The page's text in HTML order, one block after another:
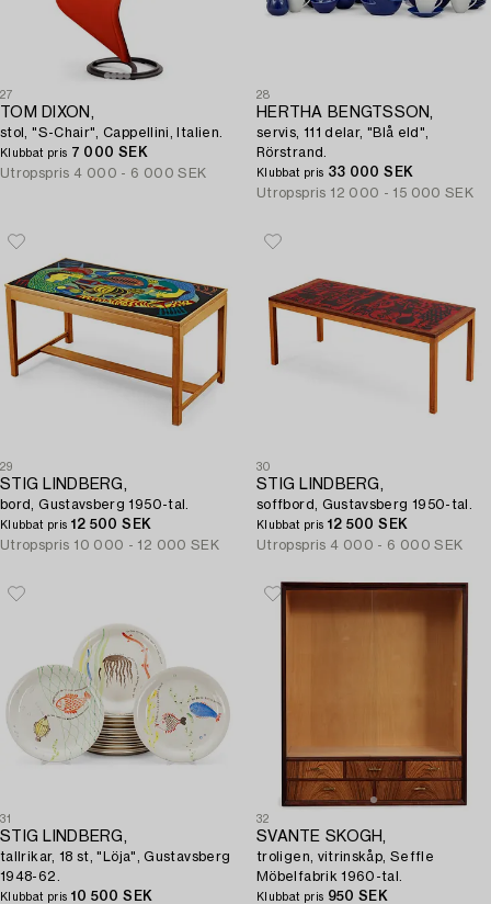
27
TOM DIXON,
stol, "S-Chair", Cappellini, Italien.
Klubbat pris 7 000 SEK
Utropspris 4 000 - 6 000 SEK
28
HERTHA BENGTSSON,
servis, 111 delar, "Blå eld",
Rörstrand.
Klubbat pris 33 000 SEK
Utropspris 12 000 - 15 000 SEK
29
STIG LINDBERG,
bord, Gustavsberg 1950-tal.
Klubbat pris 12 500 SEK
Utropspris 10 000 - 12 000 SEK
30
STIG LINDBERG,
soffbord, Gustavsberg 1950-tal.
Klubbat pris 12 500 SEK
Utropspris 4 000 - 6 000 SEK
31
STIG LINDBERG,
tallrikar, 18 st, "Löja", Gustavsberg
1948-62.
Klubbat pris 10 500 SEK
32
SVANTE SKOGH,
troligen, vitrinskåp, Seffle
Möbelfabrik 1960-tal.
Klubbat pris 950 SEK